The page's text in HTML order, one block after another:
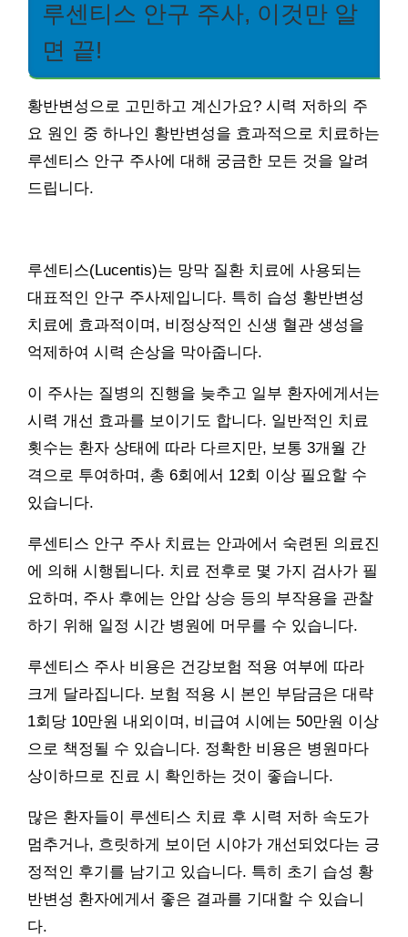
루센티스 안구 주사, 이것만 알
면 끝!
황반변성으로 고민하고 계신가요? 시력 저하의 주
요 원인 중 하나인 황반변성을 효과적으로 치료하는
루센티스 안구 주사에 대해 궁금한 모든 것을 알려
드립니다.
루센티스(Lucentis)는 망막 질환 치료에 사용되는
대표적인 안구 주사제입니다. 특히 습성 황반변성
치료에 효과적이며, 비정상적인 신생 혈관 생성을
억제하여 시력 손상을 막아줍니다.
이 주사는 질병의 진행을 늦추고 일부 환자에게서는
시력 개선 효과를 보이기도 합니다. 일반적인 치료
횟수는 환자 상태에 따라 다르지만, 보통 3개월 간
격으로 투여하며, 총 6회에서 12회 이상 필요할 수
있습니다.
루센티스 안구 주사 치료는 안과에서 숙련된 의료진
에 의해 시행됩니다. 치료 전후로 몇 가지 검사가 필
요하며, 주사 후에는 안압 상승 등의 부작용을 관찰
하기 위해 일정 시간 병원에 머무를 수 있습니다.
루센티스 주사 비용은 건강보험 적용 여부에 따라
크게 달라집니다. 보험 적용 시 본인 부담금은 대략
1회당 10만원 내외이며, 비급여 시에는 50만원 이상
으로 책정될 수 있습니다. 정확한 비용은 병원마다
상이하므로 진료 시 확인하는 것이 좋습니다.
많은 환자들이 루센티스 치료 후 시력 저하 속도가
멈추거나, 흐릿하게 보이던 시야가 개선되었다는 긍
정적인 후기를 남기고 있습니다. 특히 초기 습성 황
반변성 환자에게서 좋은 결과를 기대할 수 있습니
다.